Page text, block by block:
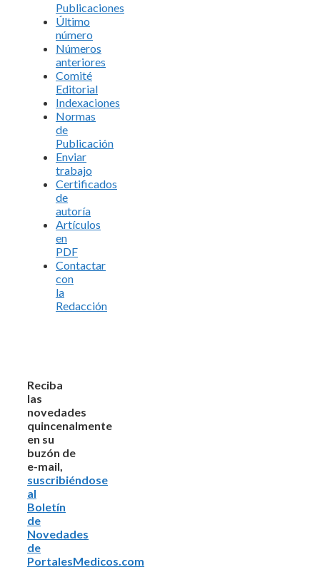
Publicaciones
Último
número
Números
anteriores
Comité
Editorial
Indexaciones
Normas
de
Publicación
Enviar
trabajo
Certificados
de
autoría
Artículos
en
PDF
Contactar
con
la
Redacción
Reciba
las
novedades
quincenalmente
en su
buzón de
e-mail,
suscribiéndose
al
Boletín
de
Novedades
de
PortalesMedicos.com